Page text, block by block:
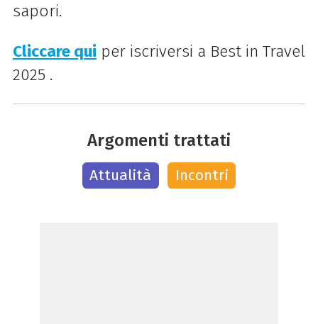
sapori.
Cliccare qui per iscriversi a Best in Travel
2025 .
Argomenti trattati
Attualità Incontri